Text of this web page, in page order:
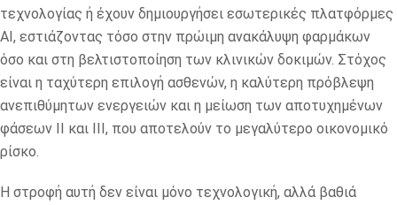
τεχνολογίας ή έχουν δημιουργήσει εσωτερικές πλατφόρμες
AI, εστιάζοντας τόσο στην πρώιμη ανακάλυψη φαρμάκων
όσο και στη βελτιστοποίηση των κλινικών δοκιμών. Στόχος
είναι η ταχύτερη επιλογή ασθενών, η καλύτερη πρόβλεψη
ανεπιθύμητων ενεργειών και η μείωση των αποτυχημένων
φάσεων ΙΙ και ΙΙΙ, που αποτελούν το μεγαλύτερο οικονομικό
ρίσκο.
Η στροφή αυτή δεν είναι μόνο τεχνολογική, αλλά βαθιά